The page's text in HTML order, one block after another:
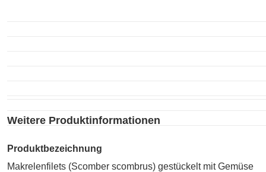
Weitere Produktinformationen
Produktbezeichnung
Makrelenfilets (Scomber scombrus) gestückelt mit Gemüse